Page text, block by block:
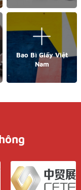
Bao Bì Giấy Việt
Nam